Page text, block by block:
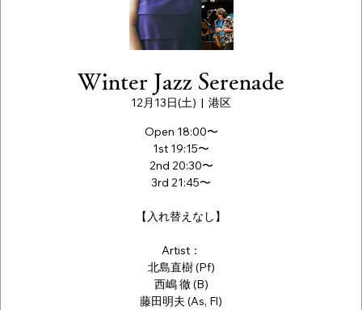
Winter Jazz Serenade
12月13日(土)
  |
港区
Open 18:00〜
1st 19:15〜
2nd 20:30〜
3rd 21:45〜
【入れ替えなし】
Artist：
北島直樹 (Pf)
西嶋 徹 (B)
藤田明夫 (As, Fl)